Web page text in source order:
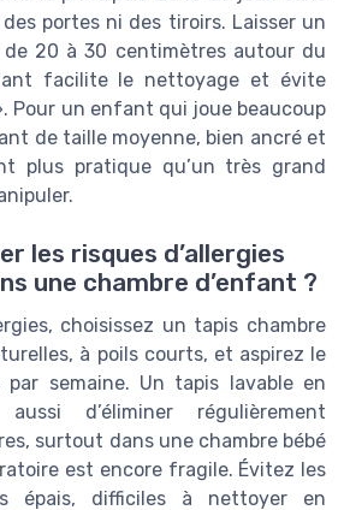
portes ni des tiroirs. Laisser un
20 à 30 centimètres autour du
facilite le nettoyage et évite
Pour un enfant qui joue beaucoup
de taille moyenne, bien ancré et
plus pratique qu’un très grand
les risques d’allergies
une chambre d’enfant ?
choisissez un tapis chambre
à poils courts, et aspirez le
semaine. Un tapis lavable en
d’éliminer régulièrement
surtout dans une chambre bébé
est encore fragile. Évitez les
épais, difficiles à nettoyer en